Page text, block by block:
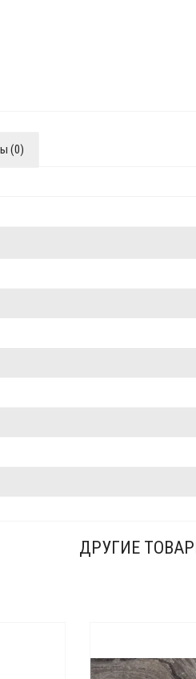
(0)
ДРУГИЕ